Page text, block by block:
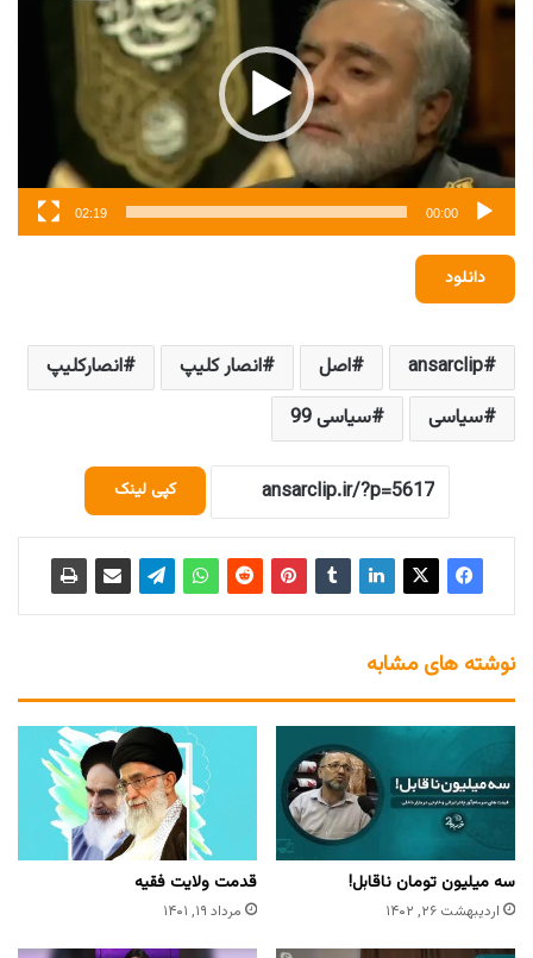
00:00
02:19
دانلود
ansarclip اصل انصار کلیپ
انصارکلیپ
سیاسی
سیاسی 99
کپی لینک
نوشته های مشابه
سه میلیون تومان ناقابل!
اردیبهشت ۲۶, ۱۴۰۲
قدمت ولایت فقیه
مرداد ۱۹, ۱۴۰۱